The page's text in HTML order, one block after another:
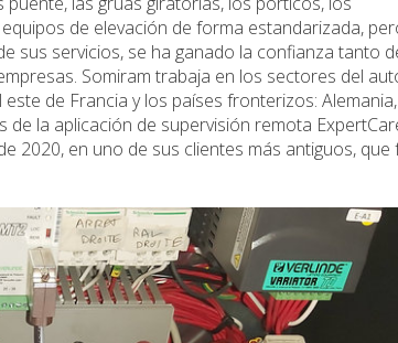
de elevación de forma estandarizada,
sus servicios, se ha ganado la confianza tanto
Somiram trabaja en los sectores del
de Francia y los países fronterizos:
la aplicación de supervisión remota
2020, en uno de sus clientes más antiguos, que